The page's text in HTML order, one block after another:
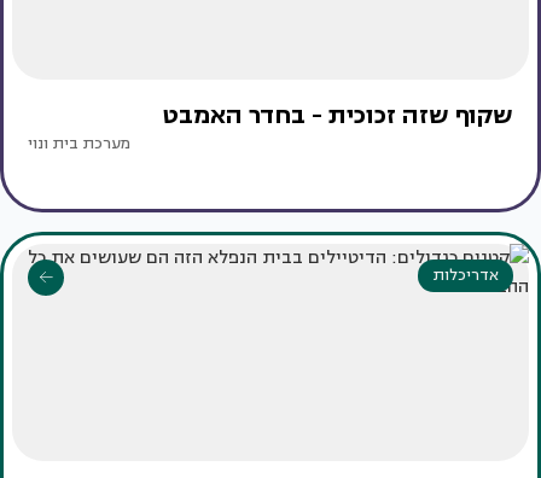
שקוף שזה זכוכית - בחדר האמבט
מערכת בית ונוי
אדריכלות